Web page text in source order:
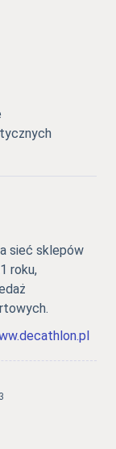
sieć sklepów
roku,